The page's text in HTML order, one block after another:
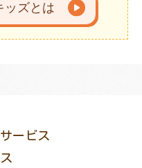
ッズとは
ービス